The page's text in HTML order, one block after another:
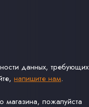
данных, требующих
напишите нам.
магазина, пожалуйста